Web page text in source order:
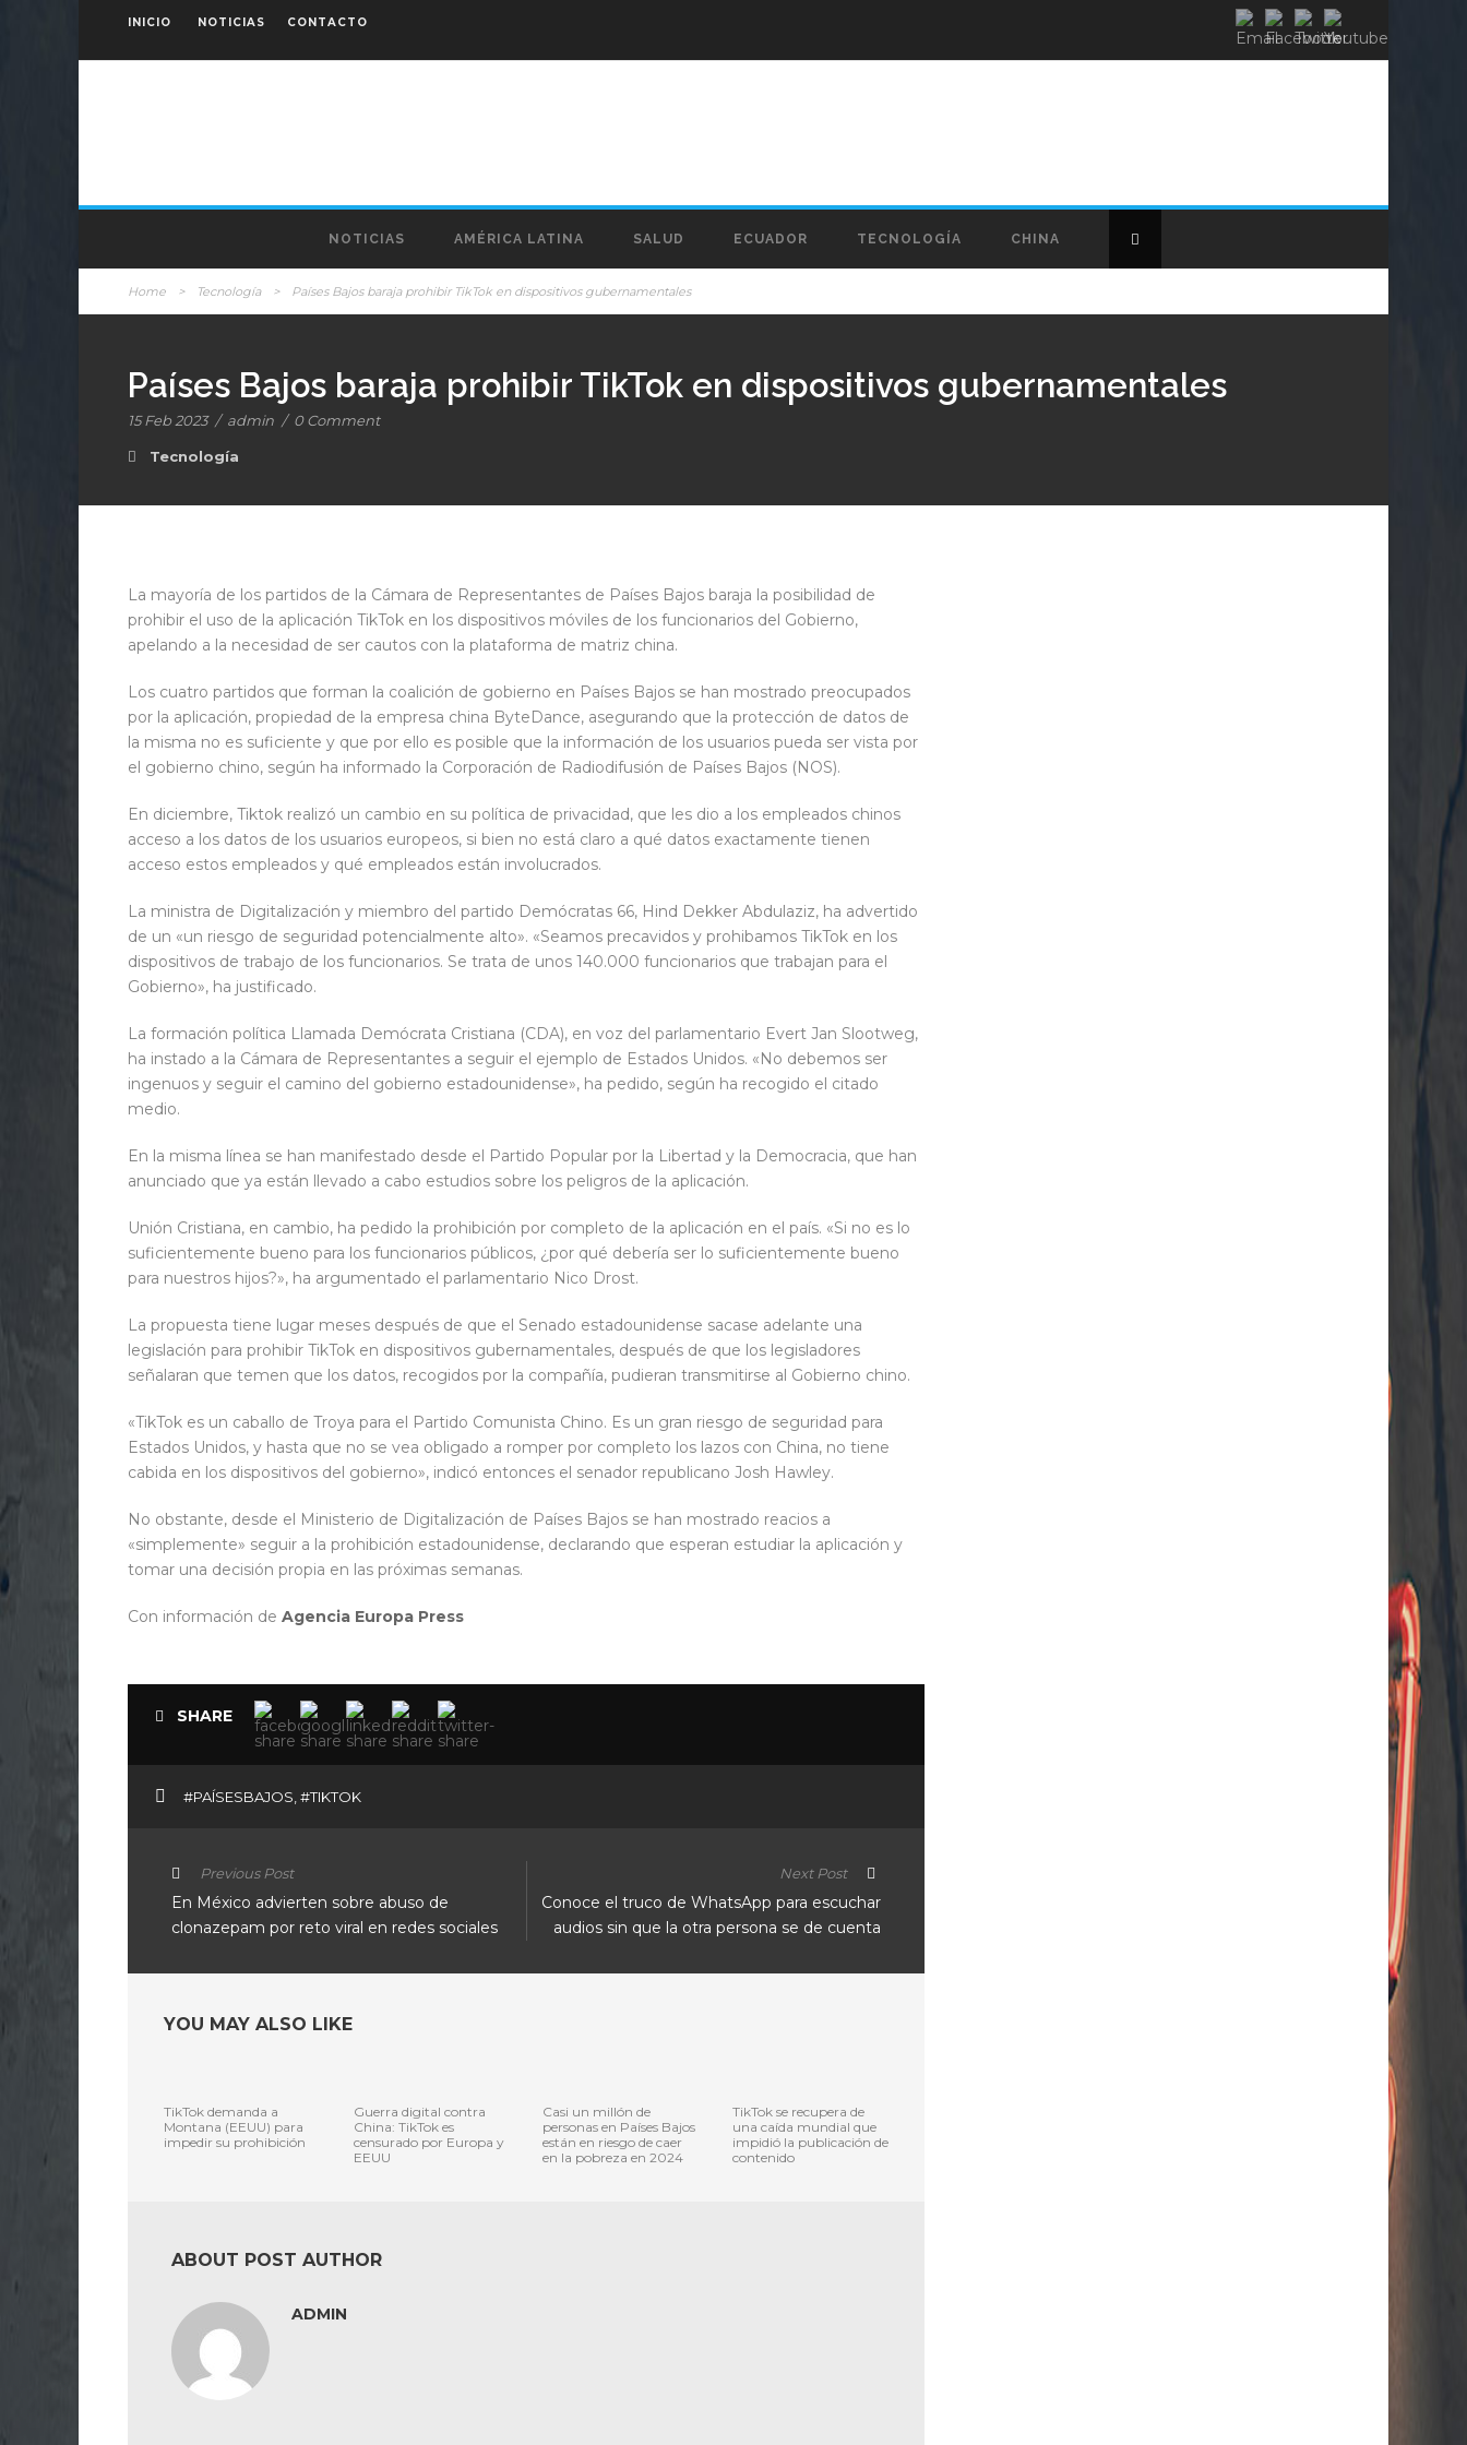
INICIO NOTICIAS CONTACTO
NOTICIAS AMÉRICA LATINA SALUD ECUADOR TECNOLOGÍA CHINA
Home > Tecnología > Países Bajos baraja prohibir TikTok en dispositivos gubernamentales
Países Bajos baraja prohibir TikTok en dispositivos gubernamentales
15 Feb 2023 / admin / 0 Comment
Tecnología
La mayoría de los partidos de la Cámara de Representantes de Países Bajos baraja la posibilidad de
prohibir el uso de la aplicación TikTok en los dispositivos móviles de los funcionarios del Gobierno,
apelando a la necesidad de ser cautos con la plataforma de matriz china.
Los cuatro partidos que forman la coalición de gobierno en Países Bajos se han mostrado preocupados
por la aplicación, propiedad de la empresa china ByteDance, asegurando que la protección de datos de
la misma no es suficiente y que por ello es posible que la información de los usuarios pueda ser vista por
el gobierno chino, según ha informado la Corporación de Radiodifusión de Países Bajos (NOS).
En diciembre, Tiktok realizó un cambio en su política de privacidad, que les dio a los empleados chinos
acceso a los datos de los usuarios europeos, si bien no está claro a qué datos exactamente tienen
acceso estos empleados y qué empleados están involucrados.
La ministra de Digitalización y miembro del partido Demócratas 66, Hind Dekker Abdulaziz, ha advertido
de un «un riesgo de seguridad potencialmente alto». «Seamos precavidos y prohibamos TikTok en los
dispositivos de trabajo de los funcionarios. Se trata de unos 140.000 funcionarios que trabajan para el
Gobierno», ha justificado.
La formación política Llamada Demócrata Cristiana (CDA), en voz del parlamentario Evert Jan Slootweg,
ha instado a la Cámara de Representantes a seguir el ejemplo de Estados Unidos. «No debemos ser
ingenuos y seguir el camino del gobierno estadounidense», ha pedido, según ha recogido el citado
medio.
En la misma línea se han manifestado desde el Partido Popular por la Libertad y la Democracia, que han
anunciado que ya están llevado a cabo estudios sobre los peligros de la aplicación.
Unión Cristiana, en cambio, ha pedido la prohibición por completo de la aplicación en el país. «Si no es lo
suficientemente bueno para los funcionarios públicos, ¿por qué debería ser lo suficientemente bueno
para nuestros hijos?», ha argumentado el parlamentario Nico Drost.
La propuesta tiene lugar meses después de que el Senado estadounidense sacase adelante una
legislación para prohibir TikTok en dispositivos gubernamentales, después de que los legisladores
señalaran que temen que los datos, recogidos por la compañía, pudieran transmitirse al Gobierno chino.
«TikTok es un caballo de Troya para el Partido Comunista Chino. Es un gran riesgo de seguridad para
Estados Unidos, y hasta que no se vea obligado a romper por completo los lazos con China, no tiene
cabida en los dispositivos del gobierno», indicó entonces el senador republicano Josh Hawley.
No obstante, desde el Ministerio de Digitalización de Países Bajos se han mostrado reacios a
«simplemente» seguir a la prohibición estadounidense, declarando que esperan estudiar la aplicación y
tomar una decisión propia en las próximas semanas.
Con información de Agencia Europa Press
SHARE
#PAÍSESBAJOS #TIKTOK
Previous Post
En México advierten sobre abuso de
clonazepam por reto viral en redes sociales
Next Post
Conoce el truco de WhatsApp para escuchar
audios sin que la otra persona se de cuenta
YOU MAY ALSO LIKE
TikTok demanda a
Montana (EEUU) para
impedir su prohibición
Guerra digital contra
China: TikTok es
censurado por Europa y
EEUU
Casi un millón de
personas en Países Bajos
están en riesgo de caer
en la pobreza en 2024
TikTok se recupera de
una caída mundial que
impidió la publicación de
contenido
ABOUT POST AUTHOR
ADMIN